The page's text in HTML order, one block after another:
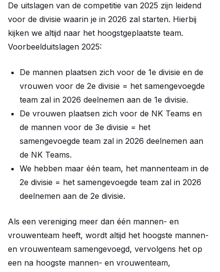
De uitslagen van de competitie van 2025 zijn leidend
voor de divisie waarin je in 2026 zal starten. Hierbij
kijken we altijd naar het hoogstgeplaatste team.
Voorbeelduitslagen 2025:
De mannen plaatsen zich voor de 1e divisie en de
vrouwen voor de 2e divisie = het samengevoegde
team zal in 2026 deelnemen aan de 1e divisie.
De vrouwen plaatsen zich voor de NK Teams en
de mannen voor de 3e divisie = het
samengevoegde team zal in 2026 deelnemen aan
de NK Teams.
We hebben maar één team, het mannenteam in de
2e divisie = het samengevoegde team zal in 2026
deelnemen aan de 2e divisie.
Als een vereniging meer dan één mannen- en
vrouwenteam heeft, wordt altijd het hoogste mannen-
en vrouwenteam samengevoegd, vervolgens het op
een na hoogste mannen- en vrouwenteam,